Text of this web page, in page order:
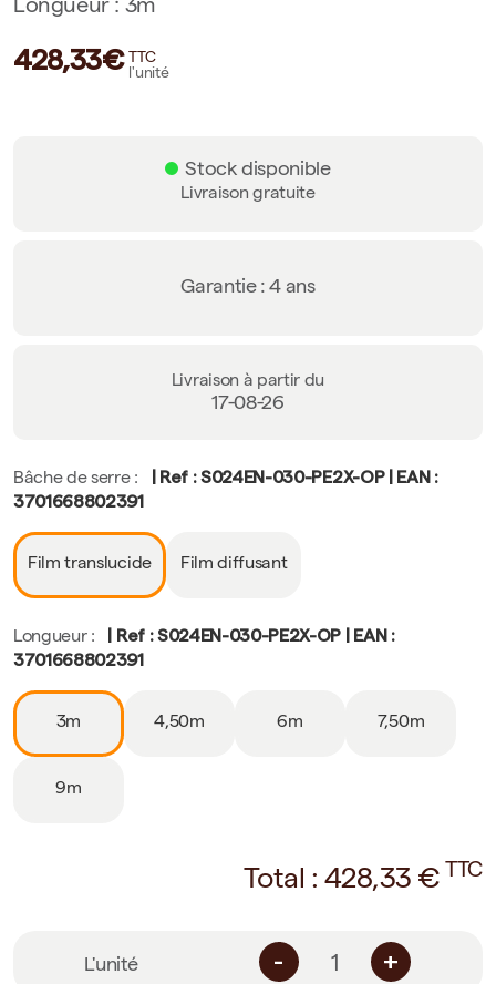
Longueur : 3m
428,33€ TTC
l'unité
Stock disponible
Livraison gratuite
Garantie : 4 ans
Livraison à partir du
17-08-26
Bâche de serre :
| Ref : S024EN-030-PE2X-OP | EAN :
3701668802391
Film translucide Film diffusant
Longueur :
| Ref : S024EN-030-PE2X-OP | EAN :
3701668802391
3m 4,50m 6m 7,50m
9m
Total : 428,33 € TTC
L'unité - +